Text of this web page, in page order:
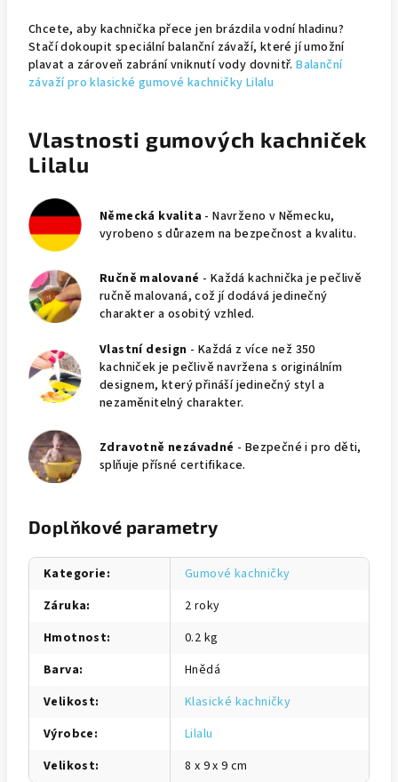
Chcete, aby kachnička přece jen brázdila vodní hladinu?
Stačí dokoupit speciální balanční závaží, které jí umožní
plavat a zároveň zabrání vniknutí vody dovnitř.Balanční
závaží pro klasické gumové kachničky Lilalu
Vlastnosti gumových kachniček
Lilalu
Německá kvalita - Navrženo v Německu,
vyrobeno s důrazem na bezpečnost a kvalitu.
Ručně malované - Každá kachnička je pečlivě
ručně malovaná, což jí dodává jedinečný
charakter a osobitý vzhled.
Vlastní design - Každá z více než 350
kachniček je pečlivě navržena s originálním
designem, který přináší jedinečný styl a
nezaměnitelný charakter.
Zdravotně nezávadné - Bezpečné i pro děti,
splňuje přísné certifikace.
Doplňkové parametry
Kategorie:
Gumové kachničky
Záruka:
2 roky
Hmotnost:
0.2 kg
Barva:
Hnědá
Velikost:
Klasické kachničky
Výrobce:
Lilalu
Velikost: 8 x 9 x 9 cm